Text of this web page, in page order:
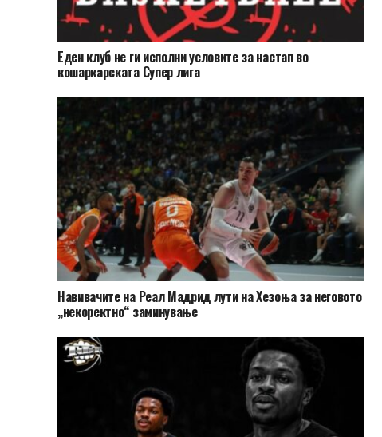
Еден клуб не ги исполни условите за настап во
кошаркарската Супер лига
Навивачите на Реал Мадрид лути на Хезоња за неговото
„некоректно“ заминување